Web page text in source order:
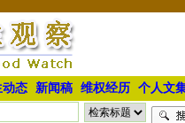
动态 新闻稿 维权经历 个人文